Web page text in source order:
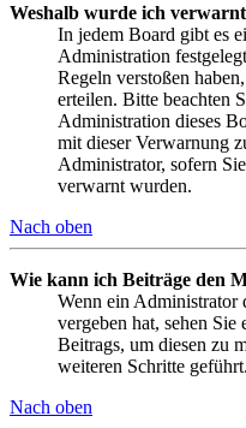
Weshalb wurde ich
In jedem Board gibt es
Administration
Regeln verstoßen
erteilen. Bitte beachten
Administration dieses
mit dieser Verwarnung
Administrator, sofern
verwarnt wurden.
Nach oben
Wie kann ich Beiträge den
Wenn ein Administrator
vergeben hat, sehen
Beitrags, um diesen zu
weiteren Schritte geführt.
Nach oben